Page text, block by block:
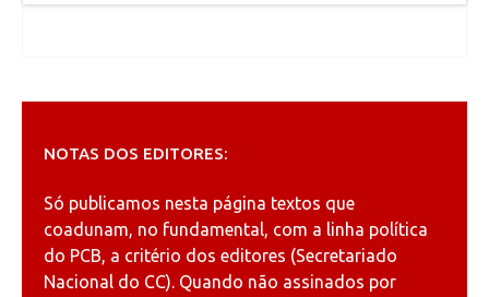
NOTAS DOS EDITORES:
Só publicamos nesta página textos que
coadunam, no fundamental, com a linha política
do PCB, a critério dos editores (Secretariado
Nacional do CC). Quando não assinados por